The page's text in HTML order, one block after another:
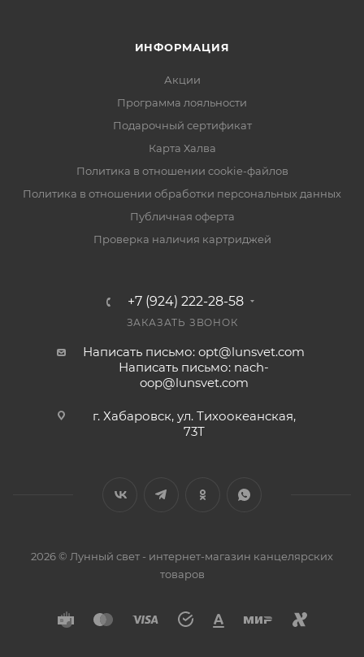
ИНФОРМАЦИЯ
Акции
Программа лояльности
Подарочный сертификат
Карта Халва
Политика в отношении cookie-файлов
Политика в отношении обработки персональных данных
Публичная оферта
Проверка наличия картриджей
+7 (924) 222-28-58
ЗАКАЗАТЬ ЗВОНОК
Написать письмо: opt@lunsvet.com
Написать письмо: nach-
oop@lunsvet.com
г. Хабаровск, ул. Тихоокеанская,
73Т
2026 © Лунный свет - интернет-магазин канцелярских
товаров